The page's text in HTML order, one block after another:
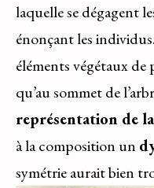
laquelle se dégagent
énonçant les
éléments végétaux
qu’au sommet de
représentation de
à la composition un
symétrie aurait bien